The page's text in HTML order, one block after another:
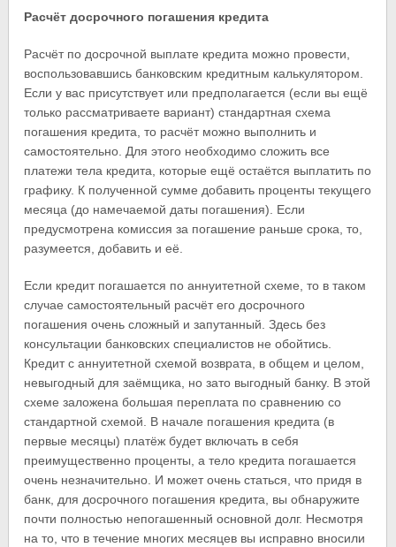
Расчёт досрочного погашения кредита
Расчёт по досрочной выплате кредита можно провести,
воспользовавшись банковским кредитным калькулятором.
Если у вас присутствует или предполагается (если вы ещё
только рассматриваете вариант) стандартная схема
погашения кредита, то расчёт можно выполнить и
самостоятельно. Для этого необходимо сложить все
платежи тела кредита, которые ещё остаётся выплатить по
графику. К полученной сумме добавить проценты текущего
месяца (до намечаемой даты погашения). Если
предусмотрена комиссия за погашение раньше срока, то,
разумеется, добавить и её.
Если кредит погашается по аннуитетной схеме, то в таком
случае самостоятельный расчёт его досрочного
погашения очень сложный и запутанный. Здесь без
консультации банковских специалистов не обойтись.
Кредит с аннуитетной схемой возврата, в общем и целом,
невыгодный для заёмщика, но зато выгодный банку. В этой
схеме заложена большая переплата по сравнению со
стандартной схемой. В начале погашения кредита (в
первые месяцы) платёж будет включать в себя
преимущественно проценты, а тело кредита погашается
очень незначительно. И может очень статься, что придя в
банк, для досрочного погашения кредита, вы обнаружите
почти полностью непогашенный основной долг. Несмотря
на то, что в течение многих месяцев вы исправно вносили